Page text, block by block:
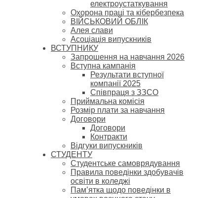
електроустаткування
Охорона праці та кібербезпека
ВІЙСЬКОВИЙ ОБЛІК
Алея слави
Асоціація випускників
ВСТУПНИКУ
Запрошення на навчання 2026
Вступна кампанія
Результати вступної
компанії 2025
Співпраця з ЗЗСО
Приймальна комісія
Розмір плати за навчання
Договори
Договори
Контракти
Відгуки випускників
СТУДЕНТУ
Cтудентське самоврядування
Правила поведінки здобувачів
освіти в коледжі
Пам’ятка щодо поведінки в